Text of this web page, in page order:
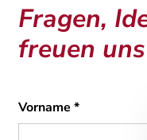
Fragen,
freuen
Vorname *